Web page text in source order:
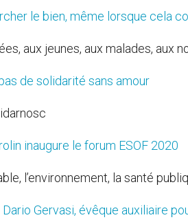
le bien, même lorsque cela
aux jeunes, aux malades, aux
de solidarité sans amour
inaugure le forum ESOF 2020
l’environnement, la santé
Gervasi, évêque auxiliaire